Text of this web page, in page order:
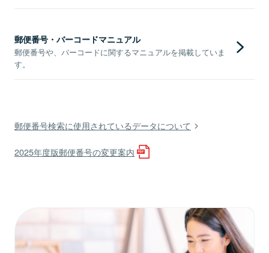
郵便番号・バーコードマニュアル
郵便番号や、バーコードに関するマニュアルを掲載していま
す。
郵便番号検索に使用されているデータについて
2025年度版郵便番号の変更案内